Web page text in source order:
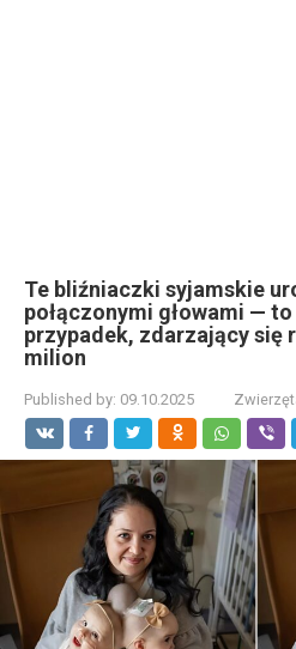
Te bliźniaczki syjamskie
połączonymi głowami —
przypadek, zdarzający się
milion
Published by: 09.10.2025